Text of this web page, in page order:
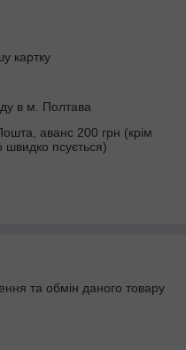
картку
в м. Полтава
аванс 200 грн (крім
швидко псується)
та обмін даного товару